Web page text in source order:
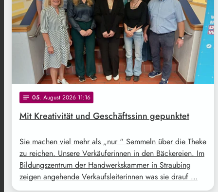
notes 05. August 2026 11:16
Mit Kreativität und Geschäftssinn gepunktet
Sie machen viel mehr als „nur “ Semmeln über die Theke
zu reichen. Unsere Verkäuferinnen in den Bäckereien. Im
Bildungszentrum der Handwerkskammer in Straubing
zeigen angehende Verkaufsleiterinnen was sie drauf …